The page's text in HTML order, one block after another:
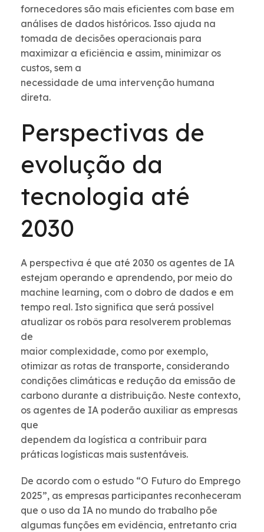
fornecedores são mais eficientes com base em
análises de dados históricos. Isso ajuda na
tomada de decisões operacionais para
maximizar a eficiência e assim, minimizar os
custos, sem a
necessidade de uma intervenção humana
direta.
Perspectivas de
evolução da
tecnologia até
2030
A perspectiva é que até 2030 os agentes de IA
estejam operando e aprendendo, por meio do
machine learning, com o dobro de dados e em
tempo real. Isto significa que será possível
atualizar os robôs para resolverem problemas
de
maior complexidade, como por exemplo,
otimizar as rotas de transporte, considerando
condições climáticas e redução da emissão de
carbono durante a distribuição. Neste contexto,
os agentes de IA poderão auxiliar as empresas
que
dependem da logística a contribuir para
práticas logísticas mais sustentáveis.
De acordo com o estudo “O Futuro do Emprego
2025”, as empresas participantes reconheceram
que o uso da IA no mundo do trabalho põe
algumas funções em evidência, entretanto cria